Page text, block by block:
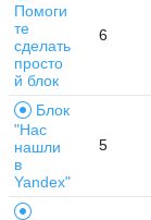
Помоги
те
сделать
просто
й блок
6
Блок
"Нас
нашли
в
Yandex"
5